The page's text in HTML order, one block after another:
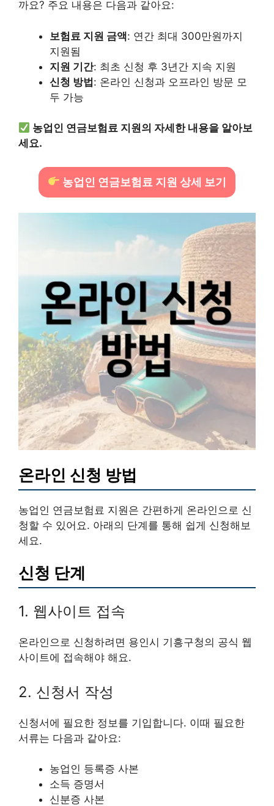
까요? 주요 내용은 다음과 같아요:
보험료 지원 금액: 연간 최대 300만원까지
지원됨
지원 기간: 최초 신청 후 3년간 지속 지원
신청 방법: 온라인 신청과 오프라인 방문 모
두 가능
농업인 연금보험료 지원의 자세한 내용을 알아보
세요.
농업인 연금보험료 지원 상세 보기
온라인 신청 방법
농업인 연금보험료 지원은 간편하게 온라인으로 신
청할 수 있어요. 아래의 단계를 통해 쉽게 신청해보
세요.
신청 단계
1. 웹사이트 접속
온라인으로 신청하려면 용인시 기흥구청의 공식 웹
사이트에 접속해야 해요.
2. 신청서 작성
신청서에 필요한 정보를 기입합니다. 이때 필요한
서류는 다음과 같아요:
농업인 등록증 사본
소득 증명서
신분증 사본